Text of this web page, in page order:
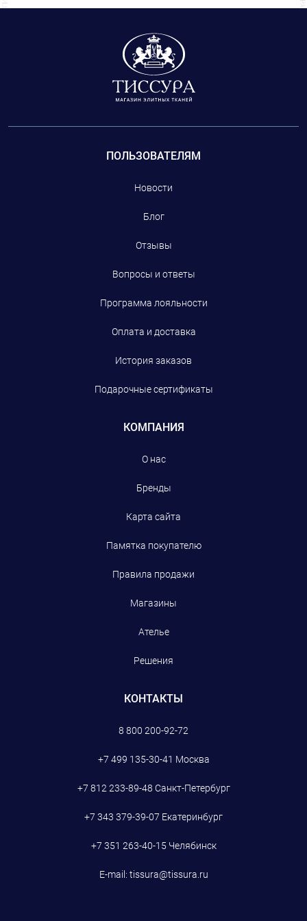
сотрудничают с модным домом CHANEL, но и
фурнитуру: пуговицы, тесьму.
ПОЛЬЗОВАТЕЛЯМ
Новости
Блог
Отзывы
Вопросы и ответы
Программа лояльности
Оплата и доставка
История заказов
Подарочные сертификаты
КОМПАНИЯ
О нас
Бренды
Карта сайта
Памятка покупателю
Правила продажи
Магазины
Ателье
Решения
КОНТАКТЫ
8 800 200-92-72
+7 499 135-30-41 Москва
+7 812 233-89-48 Санкт-Петербург
+7 343 379-39-07 Екатеринбург
+7 351 263-40-15 Челябинск
E-mail: tissura@tissura.ru